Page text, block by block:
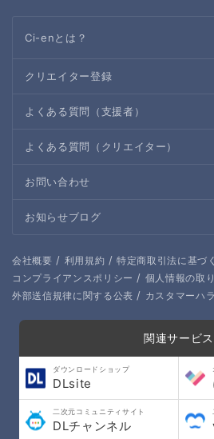
Ci-enとは？
クリエイター登録
よくある質問（支援者）
よくある質問（クリエイター）
お問い合わせ
お知らせブログ
会社概要 / 利用規約 / 特定商取引法に基づ
コンプライアンスポリシー / 個人情報の取
外部送信規律に関する公表 / カスタマーハ
関連サービス
ダウンロードショップ
DLsite
二次元コミュニティサイト
DLチャンネル